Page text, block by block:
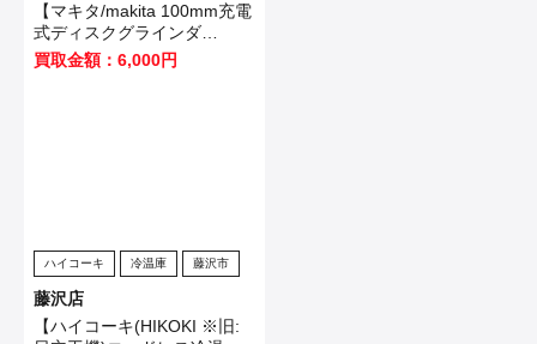
【マキタ/makita 100mm充電
式ディスクグラインダ
GA403DRGN】桶川市のお客
様から買取いたしました！
買取金額：6,000円
ハイコーキ 冷温庫 藤沢市
藤沢店
【ハイコーキ(HIKOKI ※旧: